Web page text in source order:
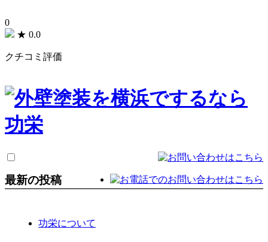
0
★ 0.0
クチコミ評価
功栄について
最新の投稿